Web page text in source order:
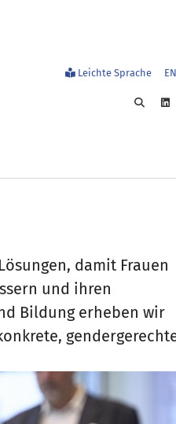
Leichte Sprache EN
damit Frauen
und ihren
Bildung erheben wir